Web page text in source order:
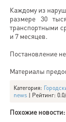
Каждому из
размере 30
транспортными
и 7 месяцев.
Постановление
Материалы
Категория:
news | Рейтинг: 0.0/
Похожие новости: